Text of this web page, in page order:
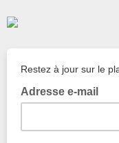
Restez à jour sur le
Adresse e-mail